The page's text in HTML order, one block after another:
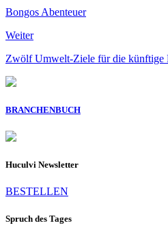
Bongos Abenteuer
Weiter
Zwölf Umwelt-Ziele für die künftige
BRANCHENBUCH
Huculvi Newsletter
BESTELLEN
Spruch des Tages